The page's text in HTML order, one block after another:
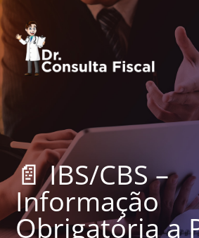
📄 IBS/CBS –
Informação
Obrigatória a